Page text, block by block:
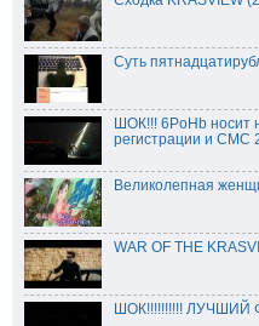
Суть
ШОК!!! 6PoHb носит
регистрации и СМС
Великолепная
WAR OF THE
ШОК!!!!!!!!!! ЛУЧШИЙ